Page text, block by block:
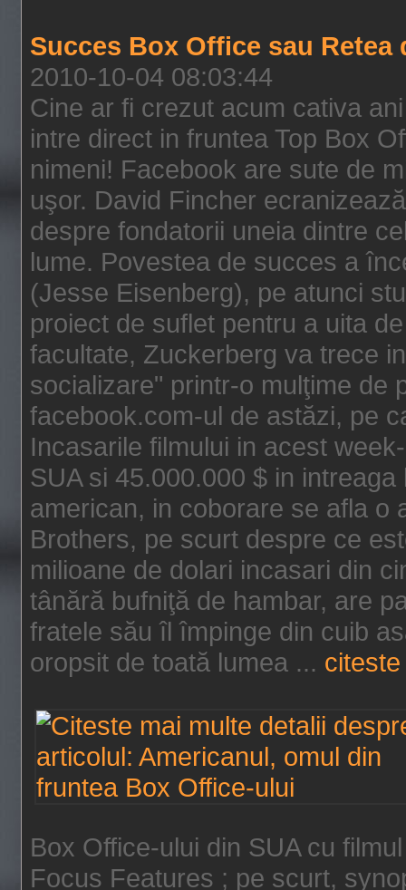
Succes Box Office sau Retea
2010-10-04 08:03:44
Cine ar fi crezut acum cativa
intre direct in fruntea Top Box
nimeni! Facebook are sute de
uşor. David Fincher
despre fondatorii uneia dintre
lume. Povestea de succes a
(Jesse Eisenberg), pe atunci
proiect de suflet pentru a uita
facultate, Zuckerberg va trece
socializare" printr-o mulţime de
facebook.com-ul de astăzi, pe
Incasarile filmului in acest
SUA si 45.000.000 $ in
american, in coborare se afla o
Brothers, pe scurt despre ce
milioane de dolari incasari din
tânără bufniţă de hambar, are
fratele său îl împinge din cuib
oropsit de toată lumea ...
Box Office-ului din SUA cu
Focus Features ; pe scurt,